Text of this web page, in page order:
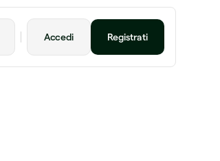
Accedi Registrati